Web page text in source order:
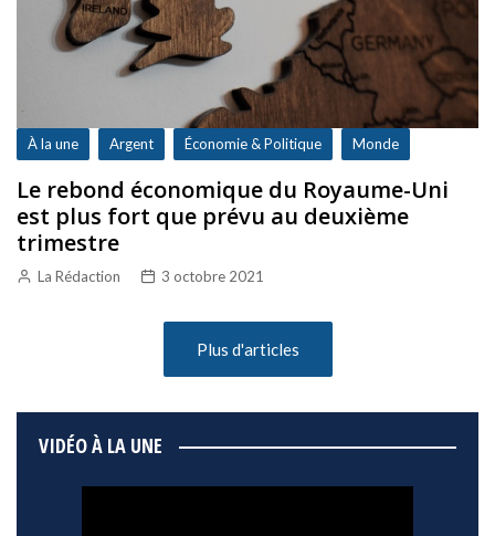
À la une Argent Économie & Politique Monde
Le rebond économique du Royaume-Uni
est plus fort que prévu au deuxième
trimestre
La Rédaction 3 octobre 2021
Plus d'articles
VIDÉO À LA UNE